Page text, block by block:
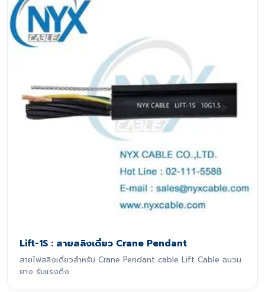
Lift-1S : สายสลิงเดี่ยว Crane Pendant
สายไฟสลิงเดี่ยวสำหรับ Crane Pendant cable Lift Cable ฉนวน
ยาง รับแรงดึง